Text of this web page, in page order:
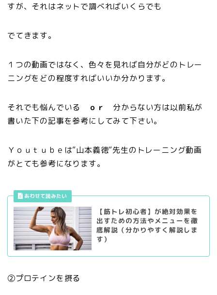
すが、それはネットで調べればいくらでも
でてきます。
１つの動画ではなく、色々を見れば自分がどのトレー
ニングをどの程度すればいいか分かります。
それでも悩んでいる ｏｒ
分からない方は以前私が
書いた下の記事を参考にしてみて下さい。
Ｙｏｕｔｕｂｅは”山本義徳”先生のトレーニング動画
がとても参考になります。
【筋トレ初心者】が絶対効果を
出すための方法やメニューを徹
底解説（分かりやすく解説しま
す）
②プロテインを摂る